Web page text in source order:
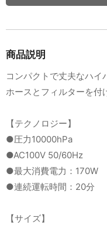
商品説明
コンパクトで丈夫なハイ
ホースとフィルターを付
【テクノロジー】
●圧力10000hPa
●AC100V 50/60Hz
●最大消費電力：170W
●連続運転時間：20分
【サイズ】